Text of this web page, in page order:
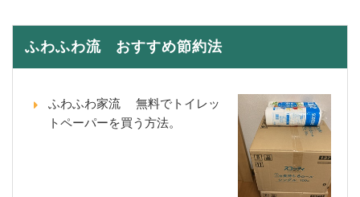
ふわふわ流 おすすめ節約法
ふわふわ家流 無料でトイレッ
トペーパーを買う方法。